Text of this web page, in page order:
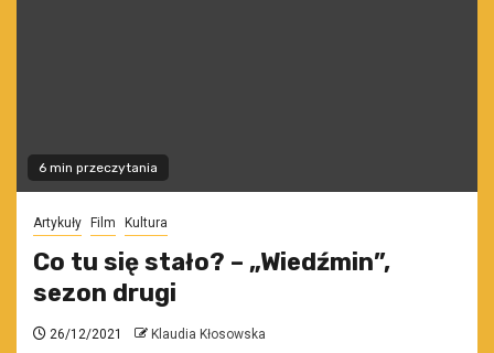
6 min przeczytania
Artykuły Film Kultura
Co tu się stało? – „Wiedźmin”,
sezon drugi
26/12/2021 Klaudia Kłosowska